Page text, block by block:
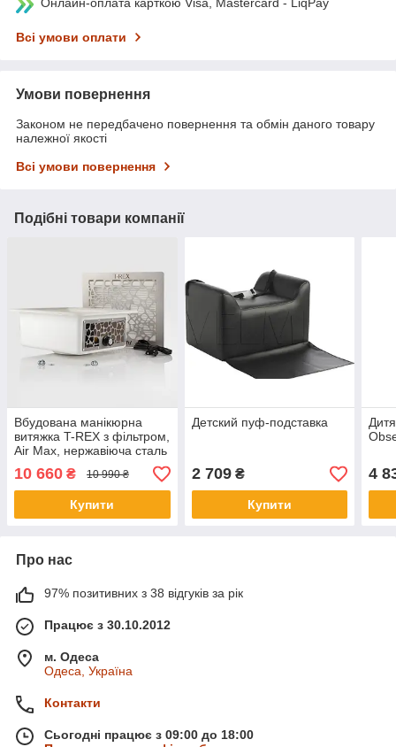
Всі умови оплати
Умови повернення
Законом не передбачено повернення та обмін даного товару
належної якості
Всі умови повернення
Подібні товари компанії
Вбудована манікюрна
витяжка T-REX з фільтром,
Air Max, нержавіюча сталь
10 660 ₴ 10 990 ₴
Купити
Детский пуф-подставка
2 709₴
Купити
4
Про нас
97% позитивних з 38 відгуків за рік
Працює з 30.10.2012
м. Одеса
Одеса, Україна
Контакти
Сьогодні працює з 09:00 до 18:00